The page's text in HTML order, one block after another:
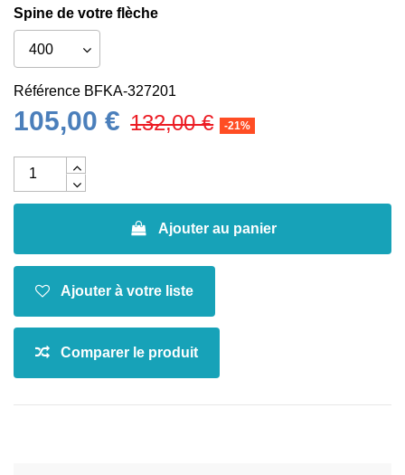
Spine de votre flèche
Référence BFKA-327201
105,00 € 132,00 € -21%
Ajouter au panier